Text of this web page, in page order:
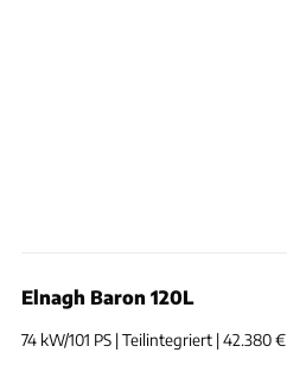
Elnagh Baron 120L
74 kW/101 PS | Teilintegriert | 42.380 €